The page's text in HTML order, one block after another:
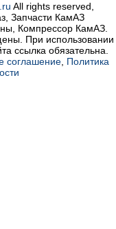
All rights reserved,
Запчасти КамАЗ
Компрессор КамАЗ.
При использовании
ссылка обязательна.
соглашение Политика